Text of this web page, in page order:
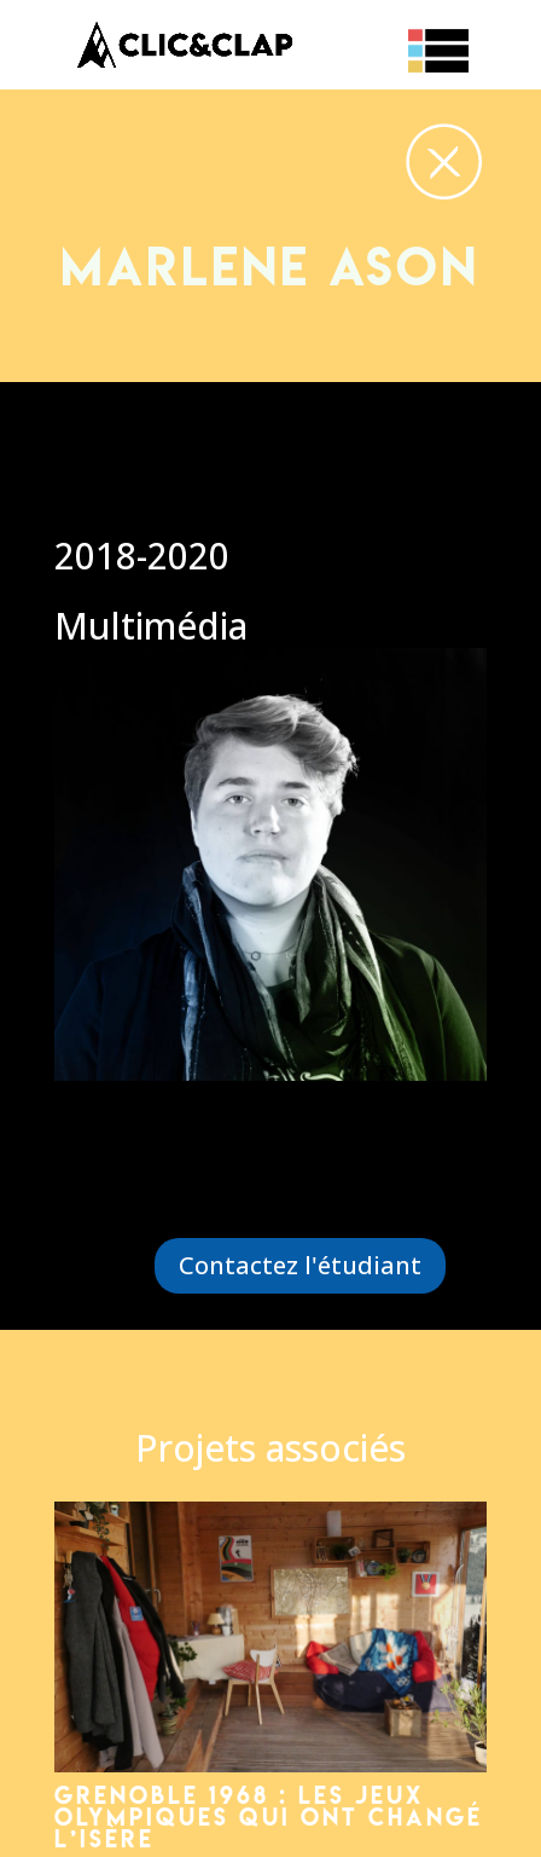
Marlene ASON
2018-2020
Multimédia
Contactez l'étudiant
Projets associés
Grenoble 1968 : les Jeux
Olympiques qui ont changé
l’Isère